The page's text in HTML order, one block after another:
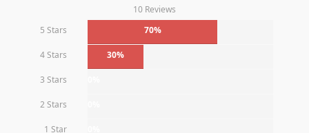
10 Reviews
5 Stars
70%
4 Stars 30%
3 Stars
2 Stars
1 Star